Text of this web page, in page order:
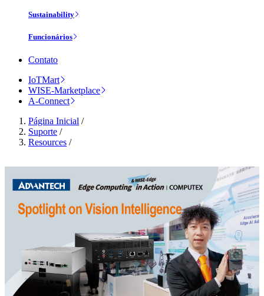
Sustainability
Funcionários
Contato
IoTMart
WISE-Marketplace
A-Connect
Página Inicial /
Suporte /
Resources /